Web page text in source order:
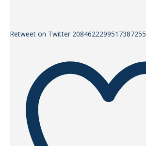
Retweet on Twitter 2084622299517387255